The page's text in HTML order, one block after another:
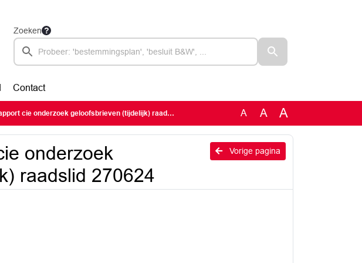
Zoeken
Contact
cie onderzoek geloofsbrieven (tijdelijk) raadslid 270624 A A A
Vorige pagina
onderzoek
raadslid 270624